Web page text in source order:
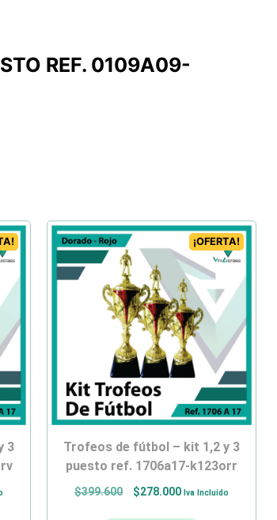
REF. 0109A09-
¡OFERTA!
trofeos de fútbol – kit 1,2 y 3
puesto ref. 1706a17-k123orr
$399.600 $278.000 Iva Incluido